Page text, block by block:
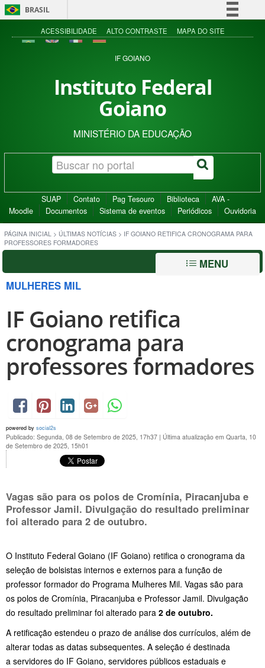
BRASIL
Simplifique!
Acesso à informação
ACESSIBILIDADE ALTO CONTRASTE MAPA DO SITE
IF GOIANO
Instituto Federal
Goiano
MINISTÉRIO DA EDUCAÇÃO
SUAP Contato Pag Tesouro Biblioteca
AVA -
Moodle
Documentos Sistema de eventos Periódicos Ouvidoria
PÁGINA INICIAL > ÚLTIMAS NOTÍCIAS > IF GOIANO RETIFICA CRONOGRAMA PARA
PROFESSORES FORMADORES
MENU
MULHERES MIL
IF Goiano retifica
cronograma para
professores formadores
powered by social2s
Publicado: Segunda, 08 de Setembro de 2025, 17h37 | Última atualização em Quarta, 10
de Setembro de 2025, 15h01
Vagas são para os polos de Cromínia, Piracanjuba e
Professor Jamil. Divulgação do resultado preliminar
foi alterado para 2 de outubro.
O Instituto Federal Goiano (IF Goiano) retifica o cronograma da
seleção de bolsistas internos e externos para a função de
professor formador do Programa Mulheres Mil. Vagas são para
os polos de Cromínia, Piracanjuba e Professor Jamil. Divulgação
do resultado preliminar foi alterado para 2 de outubro.
A retificação estendeu o prazo de análise dos currículos, além de
alterar todas as datas subsequentes. A seleção é destinada
a servidores do IF Goiano, servidores públicos estaduais e